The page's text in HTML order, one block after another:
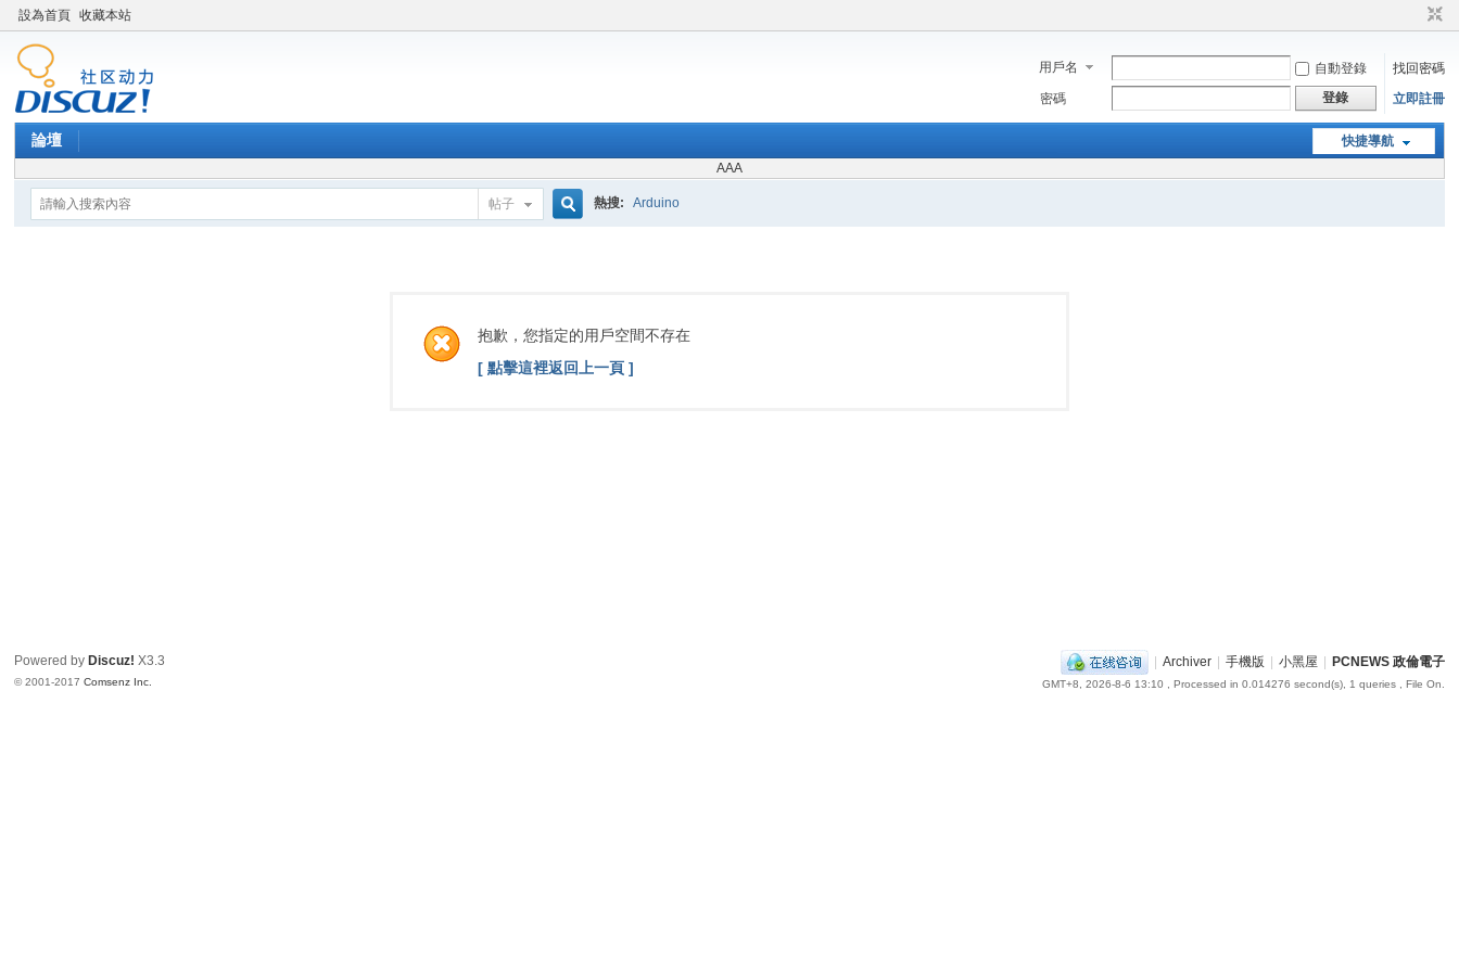
設為首頁 收藏本站
用戶名 自動登錄
找回密碼
密碼
登錄 立即註冊
快捷導航
論壇
AAA
帖子
索
熱搜: Arduino
抱歉，您指定的用戶空間不存在
[ 點擊這裡返回上一頁 ]
| Archiver | 手機版 | 小黑屋 | PCNEWS 政倫電子
GMT+8, 2026-8-6 13:10 , Processed in 0.014276 second(s), 1 queries , File On.
Powered by Discuz! X3.3
© 2001-2017Comsenz Inc.